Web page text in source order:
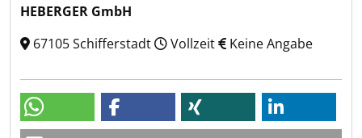
HEBERGER GmbH
67105 Schifferstadt
Vollzeit Keine Angabe